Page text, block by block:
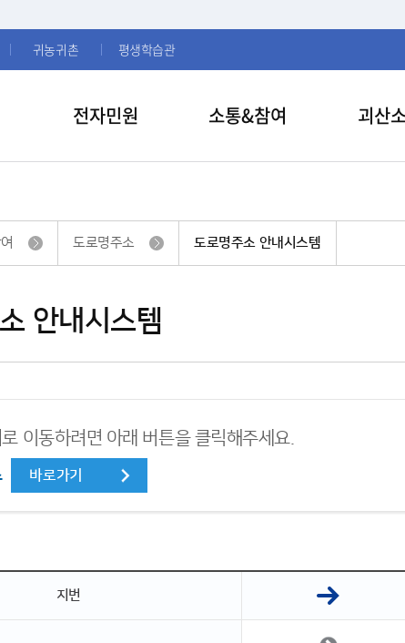
귀농귀촌 평생학습관
전자민원 소통&참여 괴산
안내시스템
도로명주소 도로명주소 안내시스템
이동하려면 아래 버튼을 클릭해주세요.
바로가기
지번